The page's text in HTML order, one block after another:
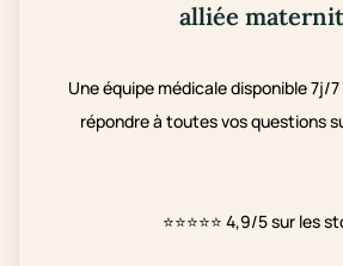
alliée
Une équipe médicale disponible 7j/
répondre à toutes vos questions
⭐⭐⭐⭐⭐ 4,9/5 sur les